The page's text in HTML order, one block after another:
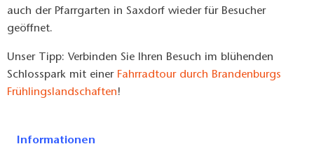
auch der Pfarrgarten in Saxdorf wieder für Besucher
geöffnet.
Unser Tipp: Verbinden Sie Ihren Besuch im blühenden
Schlosspark mit einer Fahrradtour durch Brandenburgs
Frühlingslandschaften!
Informationen